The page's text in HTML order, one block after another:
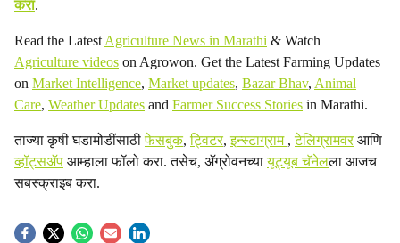
करा.
Read the Latest Agriculture News in Marathi & Watch
Agriculture videos on Agrowon. Get the Latest Farming Updates
on Market Intelligence, Market updates, Bazar Bhav, Animal
Care, Weather Updates and Farmer Success Stories in Marathi.
ताज्या कृषी घडामोडींसाठीफेसबुक,ट्विटर,इन्स्टाग्राम ,टेलिग्रामवरआणि
व्हॉट्सॲप आम्हाला फॉलो करा. तसेच, ॲग्रोवनच्यायूट्यूब चॅनेलला आजच
सबस्क्राइब करा.